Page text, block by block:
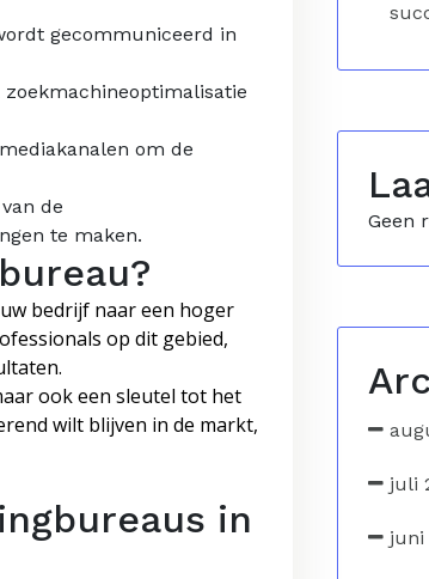
gecommuniceerd in
om de
de
te maken.
bedrijf naar een hoger
op dit gebied,
ook een sleutel tot het
wilt blijven in de markt,
in
Geen
juli
juni